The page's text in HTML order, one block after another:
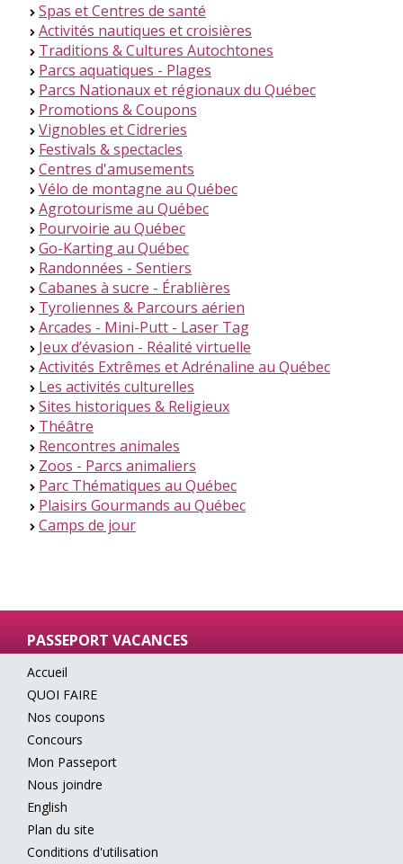
> Spas et Centres de santé
> Activités nautiques et croisières
> Traditions & Cultures Autochtones
> Parcs aquatiques - Plages
> Parcs Nationaux et régionaux du Québec
> Promotions & Coupons
> Vignobles et Cidreries
> Festivals & spectacles
> Centres d'amusements
> Vélo de montagne au Québec
> Agrotourisme au Québec
> Pourvoirie au Québec
> Go-Karting au Québec
> Randonnées - Sentiers
> Cabanes à sucre - Érablières
> Tyroliennes & Parcours aérien
> Arcades - Mini-Putt - Laser Tag
> Jeux d’évasion - Réalité virtuelle
> Activités Extrêmes et Adrénaline au Québec
> Les activités culturelles
> Sites historiques & Religieux
> Théâtre
> Rencontres animales
> Zoos - Parcs animaliers
> Parc Thématiques au Québec
> Plaisirs Gourmands au Québec
> Camps de jour
PASSEPORT VACANCES
Accueil
QUOI FAIRE
Nos coupons
Concours
Mon Passeport
Nous joindre
English
Plan du site
Conditions d'utilisation